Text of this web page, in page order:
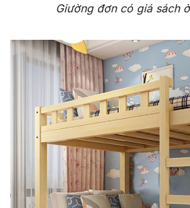
Giường đơn có giá sách